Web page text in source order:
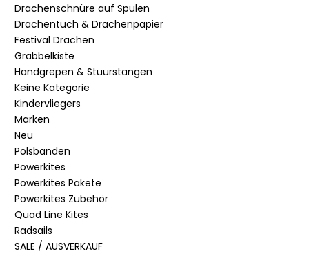
Drachenschnüre auf Spulen
Drachentuch & Drachenpapier
Festival Drachen
Grabbelkiste
Handgrepen & Stuurstangen
Keine Kategorie
Kindervliegers
Marken
Neu
Polsbanden
Powerkites
Powerkites Pakete
Powerkites Zubehör
Quad Line Kites
Radsails
SALE / AUSVERKAUF